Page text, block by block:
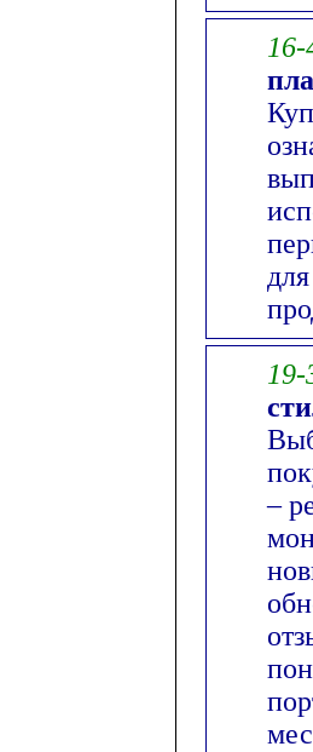
16-
19-
–